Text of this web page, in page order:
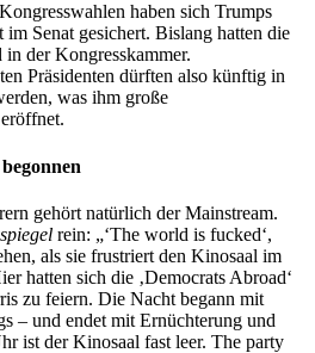
haben sich Trumps
Senat gesichert. Bislang hatten die
der Kongresskammer.
Präsidenten dürften also künftig in
was ihm große
gehört natürlich der Mainstream.
rein: „‘The world is fucked‘,
als sie frustriert den Kinosaal im
hatten sich die ‚Democrats Abroad‘
zu feiern. Die Nacht begann mit
– und endet mit Ernüchterung und
ist der Kinosaal fast leer. The party